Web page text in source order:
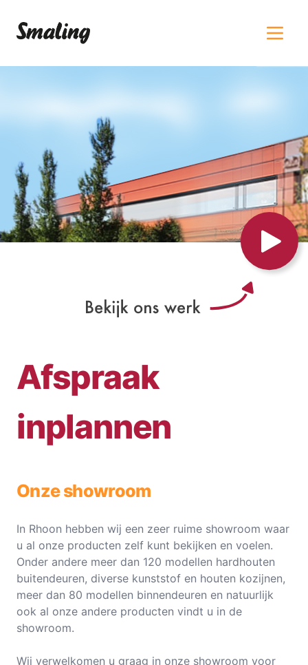
Afspraak
inplannen
Onze showroom
In Rhoon hebben wij een zeer ruime showroom waar
u al onze producten zelf kunt bekijken en voelen.
Onder andere meer dan 120 modellen hardhouten
buitendeuren, diverse kunststof en houten kozijnen,
meer dan 80 modellen binnendeuren en natuurlijk
ook al onze andere producten vindt u in de
showroom.
Wij verwelkomen u graag in onze showroom voor